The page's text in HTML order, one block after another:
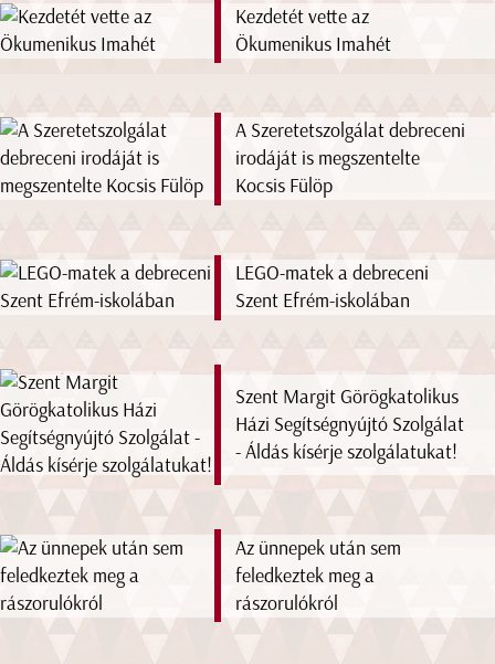
Kezdetét vette az
Ökumenikus Imahét
A Szeretetszolgálat debreceni
irodáját is megszentelte
Kocsis Fülöp
LEGO-matek a debreceni
Szent Efrém-iskolában
Szent Margit Görögkatolikus
Házi Segítségnyújtó Szolgálat
- Áldás kísérje szolgálatukat!
Az ünnepek után sem
feledkeztek meg a
rászorulókról